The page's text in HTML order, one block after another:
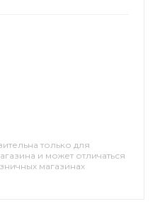
только для
и может отличаться
магазинах